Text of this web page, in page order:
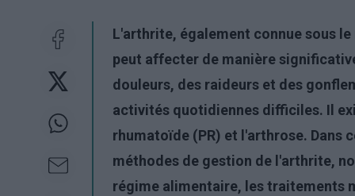
L'arthrite, également connue sous
peut affecter de manière
douleurs, des raideurs et des
activités quotidiennes difficiles. Il
rhumatoïde (PR) et l'arthrose. Dans
méthodes de gestion de l'arthrite,
régime alimentaire, les traitements